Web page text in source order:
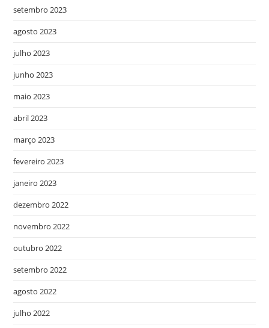
setembro 2023
agosto 2023
julho 2023
junho 2023
maio 2023
abril 2023
março 2023
fevereiro 2023
janeiro 2023
dezembro 2022
novembro 2022
outubro 2022
setembro 2022
agosto 2022
julho 2022